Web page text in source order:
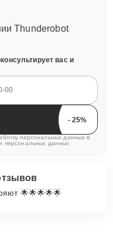
Thunderobot
вас и
персональных данных в
персональных данных
🌟🌟🌟🌟🌟